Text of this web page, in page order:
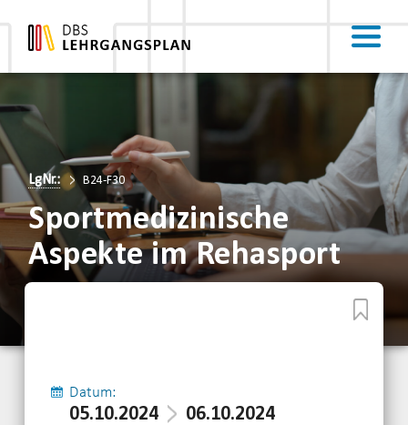
LgNr.: B24-F30
Sportmedizinische
Aspekte im Rehasport
Datum:
05.10.2024 06.10.2024